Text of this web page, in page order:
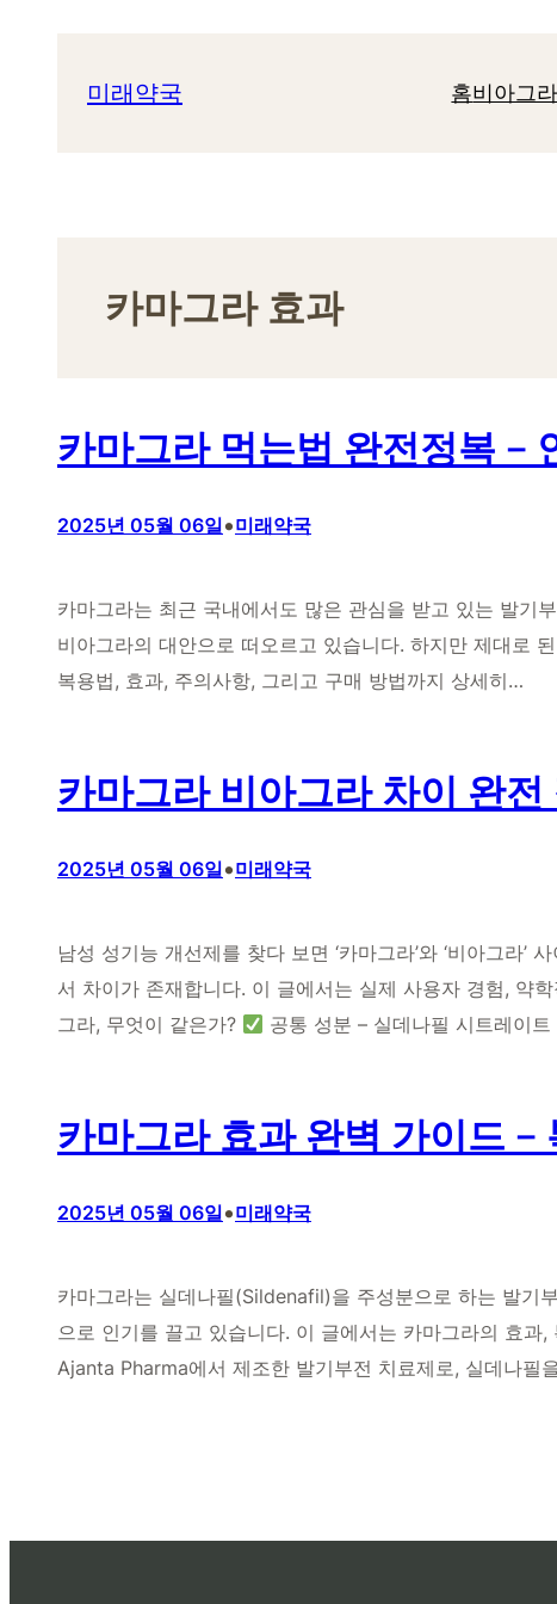
미래약국 홈비아그
카마그라 효과
카마그라 먹는법 완전정복 –
2025년 05월 06일 •미래약국
카마그라는 최근 국내에서도 많은 관심을 받고 있는 발기
비아그라의 대안으로 떠오르고 있습니다. 하지만 제대로
복용법, 효과, 주의사항, 그리고 구매 방법까지 상세히…
카마그라 비아그라 차이 완
2025년 05월 06일 •미래약국
남성 성기능 개선제를 찾다 보면 ‘카마그라’와 ‘비아그라
서 차이가 존재합니다. 이 글에서는 실제 사용자 경험, 약
그라, 무엇이 같은가?
공통 성분 – 실데나필 시트레이
카마그라 효과 완벽 가이드 –
2025년 05월 06일 •미래약국
카마그라는 실데나필(Sildenafil)을 주성분으로 하는 발기
으로 인기를 끌고 있습니다. 이 글에서는 카마그라의 효
Ajanta Pharma에서 제조한 발기부전 치료제로, 실데나필